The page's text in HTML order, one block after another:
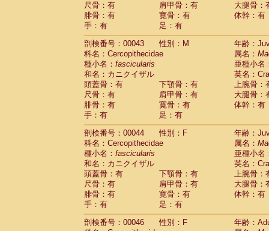
尺骨：有
肩甲骨：有
大腿骨：
腓骨：有
寛骨：有
体幹：有
手：有
足：有
剖検番号：00043
性別：M
年齢：
科名：Cercopithecidae
属名：
種小名： fascicularis
亜種小名
和名：カニクイザル
英名：
頭蓋骨：有
下顎骨：有
上腕骨：
尺骨：有
肩甲骨：有
大腿骨：
腓骨：有
寛骨：有
体幹：有
手：有
足：有
剖検番号：00044
性別：F
年齢：
科名：Cercopithecidae
属名：
種小名： fascicularis
亜種小名
和名：カニクイザル
英名：
頭蓋骨：有
下顎骨：有
上腕骨：
尺骨：有
肩甲骨：有
大腿骨：
腓骨：有
寛骨：有
体幹：有
手：有
足：有
剖検番号：00046
性別：F
年齢：